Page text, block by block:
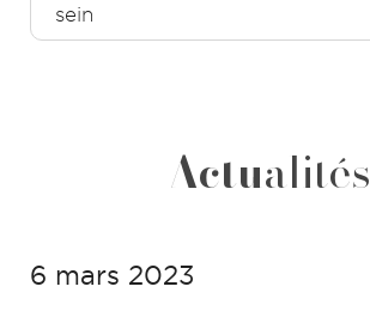
sein
Actualités
6 mars 2023